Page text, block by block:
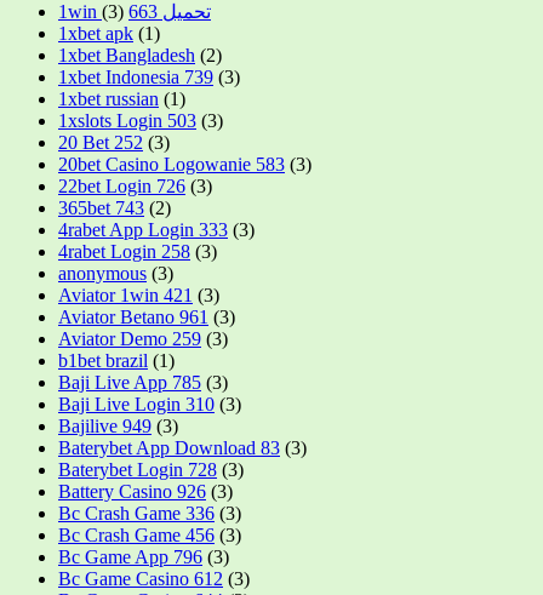
1win تحميل 663
(3)
1xbet apk (1)
1xbet Bangladesh (2)
1xbet Indonesia 739 (3)
1xbet russian (1)
1xslots Login 503 (3)
20 Bet 252 (3)
20bet Casino Logowanie 583 (3)
22bet Login 726 (3)
365bet 743 (2)
4rabet App Login 333 (3)
4rabet Login 258 (3)
anonymous (3)
Aviator 1win 421 (3)
Aviator Betano 961 (3)
Aviator Demo 259 (3)
b1bet brazil (1)
Baji Live App 785 (3)
Baji Live Login 310 (3)
Bajilive 949 (3)
Baterybet App Download 83 (3)
Baterybet Login 728 (3)
Battery Casino 926 (3)
Bc Crash Game 336 (3)
Bc Crash Game 456 (3)
Bc Game App 796 (3)
Bc Game Casino 612 (3)